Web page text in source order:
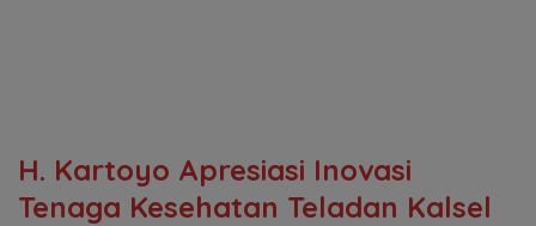
H. Kartoyo Apresiasi Inovasi
Tenaga Kesehatan Teladan Kalsel